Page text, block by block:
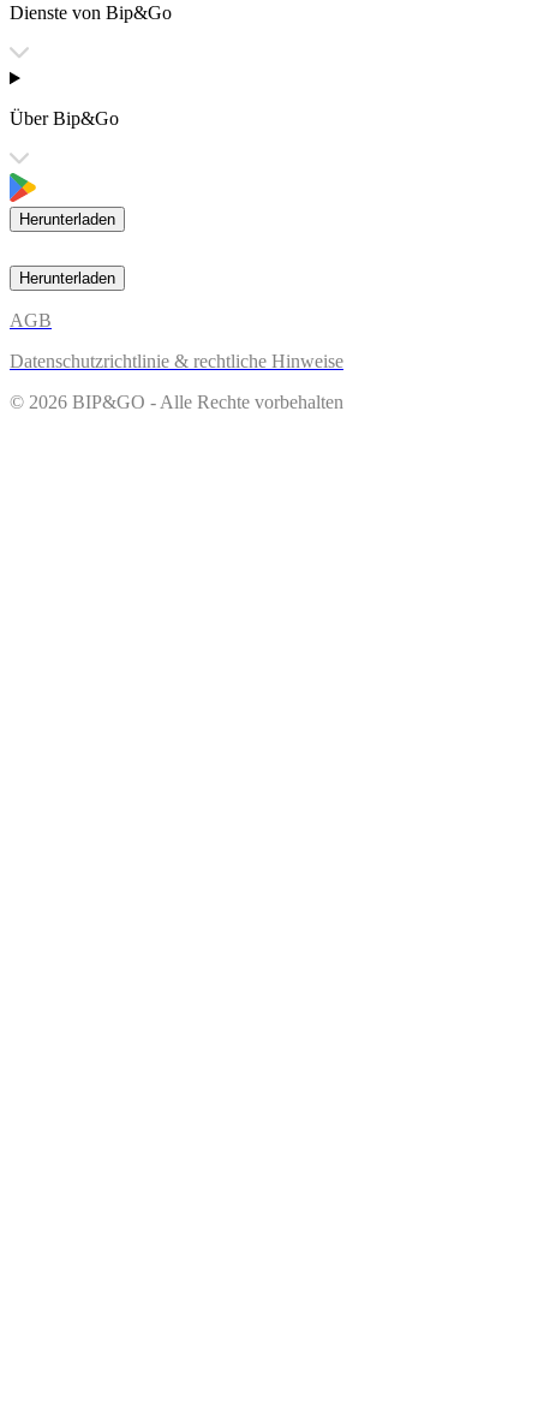
Dienste von Bip&Go
Über Bip&Go
Herunterladen
Herunterladen
AGB
Datenschutzrichtlinie & rechtliche Hinweise
© 2026 BIP&GO - Alle Rechte vorbehalten